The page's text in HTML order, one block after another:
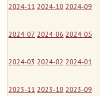
2024-11 2024-10 2024-09
2024-07 2024-06 2024-05
2024-03 2024-02 2024-01
2023-11 2023-10 2023-09